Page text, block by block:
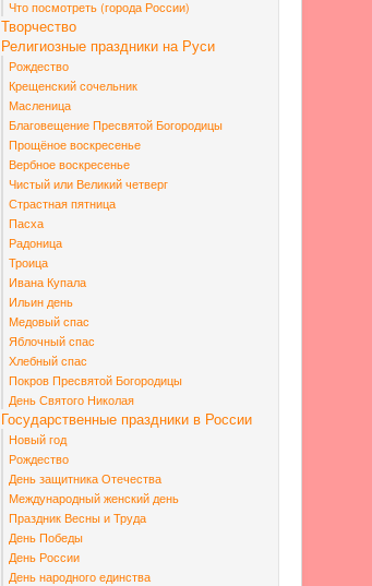
Что посмотреть (города России)
Творчество
Религиозные праздники на Руси
Рождество
Крещенский сочельник
Масленица
Благовещение Пресвятой Богородицы
Прощёное воскресенье
Вербное воскресенье
Чистый или Великий четверг
Страстная пятница
Пасха
Радоница
Троица
Ивана Купала
Ильин день
Медовый спас
Яблочный спас
Хлебный спас
Покров Пресвятой Богородицы
День Святого Николая
Государственные праздники в России
Новый год
Рождество
День защитника Отечества
Международный женский день
Праздник Весны и Труда
День Победы
День России
День народного единства